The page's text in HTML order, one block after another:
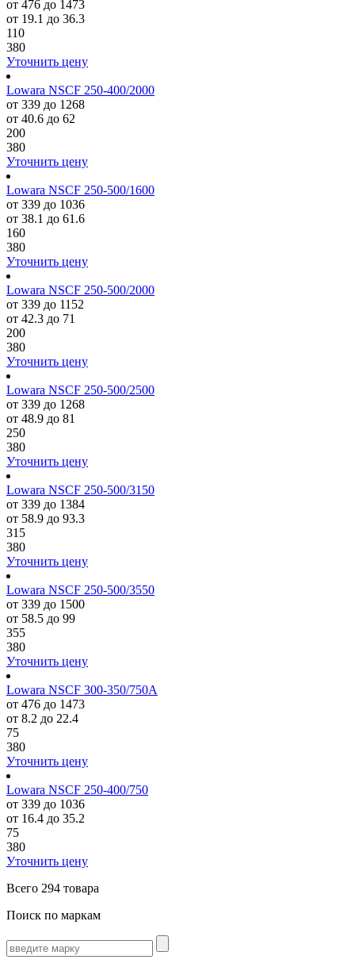
от 476 до 1473
от 19.1 до 36.3
110
380
Уточнить цену
Lowara NSCF 250-400/2000
от 339 до 1268
от 40.6 до 62
200
380
Уточнить цену
Lowara NSCF 250-500/1600
от 339 до 1036
от 38.1 до 61.6
160
380
Уточнить цену
Lowara NSCF 250-500/2000
от 339 до 1152
от 42.3 до 71
200
380
Уточнить цену
Lowara NSCF 250-500/2500
от 339 до 1268
от 48.9 до 81
250
380
Уточнить цену
Lowara NSCF 250-500/3150
от 339 до 1384
от 58.9 до 93.3
315
380
Уточнить цену
Lowara NSCF 250-500/3550
от 339 до 1500
от 58.5 до 99
355
380
Уточнить цену
Lowara NSCF 300-350/750A
от 476 до 1473
от 8.2 до 22.4
75
380
Уточнить цену
Lowara NSCF 250-400/750
от 339 до 1036
от 16.4 до 35.2
75
380
Уточнить цену
Всего 294 товара
Поиск по маркам